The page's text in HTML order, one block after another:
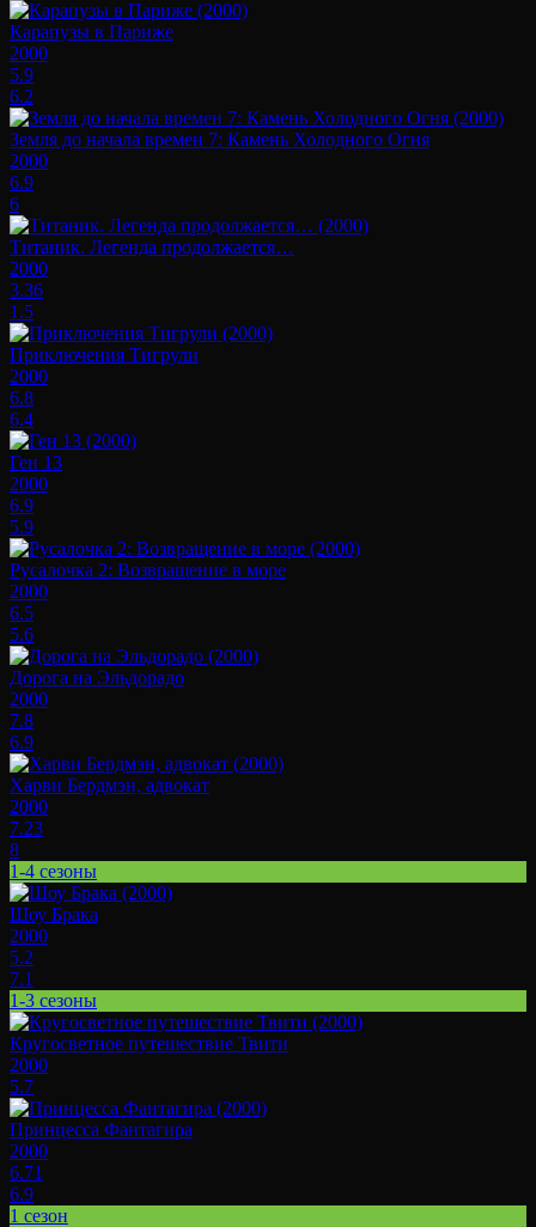
Карапузы в Париже
2000
5.9
6.2
Земля до начала времен 7: Камень Холодного Огня
2000
6.9
6
Титаник. Легенда продолжается…
2000
3.36
1.5
Приключения Тигрули
2000
6.8
6.4
Ген 13
2000
6.9
5.9
Русалочка 2: Возвращение в море
2000
6.5
5.6
Дорога на Эльдорадо
2000
7.8
6.9
Харви Бердмэн, адвокат
2000
7.23
8
1-4 сезоны
Шоу Брака
2000
5.2
7.1
1-3 сезоны
Кругосветное путешествие Твити
2000
5.7
Принцесса Фантагира
2000
6.71
6.9
1 сезон